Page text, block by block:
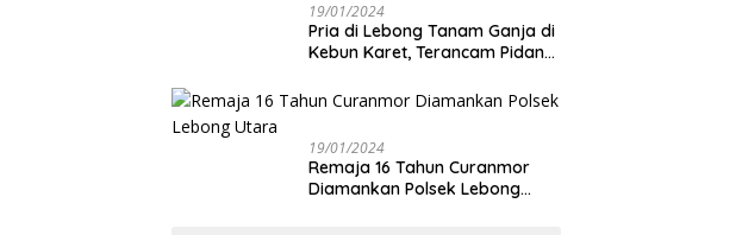
19/01/2024
Pria di Lebong Tanam Ganja di
Kebun Karet, Terancam Pidana
19/01/2024
Remaja 16 Tahun Curanmor
Diamankan Polsek Lebong